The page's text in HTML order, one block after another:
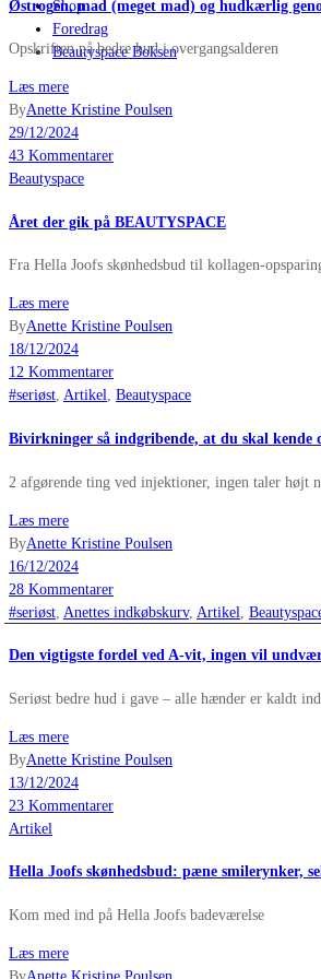
Shop
Foredrag
Beautyspace Boksen
Østrogen, mad (meget mad) og hudkærlig
Opskriften på bedre hud i overgangsalderen
Læs mere
ByAnette Kristine Poulsen
29/12/2024
43 Kommentarer
Beautyspace
Året der gik på BEAUTYSPACE
Fra Hella Joofs skønhedsbud til kollagen-
Læs mere
ByAnette Kristine Poulsen
18/12/2024
12 Kommentarer
#seriøst, Artikel, Beautyspace
Bivirkninger så indgribende, at du skal kende
2 afgørende ting ved injektioner, ingen taler højt
Læs mere
ByAnette Kristine Poulsen
16/12/2024
28 Kommentarer
#seriøst Anettes indkøbskurv, Artikel
Den vigtigste fordel ved A-vit, ingen vil
Seriøst bedre hud i gave – alle hænder er kaldt ind
Læs mere
ByAnette Kristine Poulsen
13/12/2024
23 Kommentarer
Artikel
Hella Joofs skønhedsbud: pæne smilerynker,
Kom med ind på Hella Joofs badeværelse
Læs mere